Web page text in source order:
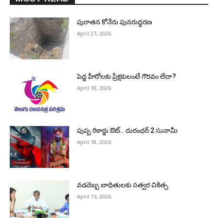
పురాత‌న కోనేరు పున‌రుద్ధ‌ర‌ణ
April 27, 2026
పెద్ద హీరోల‌కు ప్రేక్ష‌కులంటే గౌర‌వం లేదా?
April 18, 2026
పుష్ప రికార్డు ఔట్‌.. దురంధ‌ర్ 2 సునామీ
April 18, 2026
వడదెబ్బ బాధితులకు సత్వర చికిత్స
April 15, 2026